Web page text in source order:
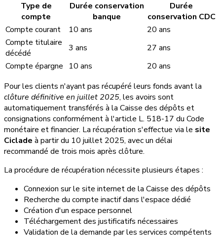
Type de
compte
Durée conservation
banque
Durée
conservation CDC
Compte courant
10 ans
20 ans
Compte titulaire
décédé
3 ans
27 ans
Compte épargne
10 ans
20 ans
Pour les clients n'ayant pas récupéré leurs fonds avant la
clôture définitive en juillet 2025, les avoirs sont
automatiquement transférés à la Caisse des dépôts et
consignations conformément à l'article L. 518-17 du Code
monétaire et financier. La récupération s'effectue via le site
Ciclade à partir du 10 juillet 2025, avec un délai
recommandé de trois mois après clôture.
La procédure de récupération nécessite plusieurs étapes :
Connexion sur le site internet de la Caisse des dépôts
Recherche du compte inactif dans l'espace dédié
Création d'un espace personnel
Téléchargement des justificatifs nécessaires
Validation de la demande par les services compétents